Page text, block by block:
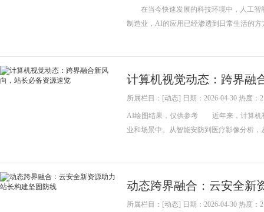
在当今快速发展的科技环境中，人工智
制造业，AI的应用已经渗透到日常生活的
计算机视觉动态：跨界融
所属栏目：[动态] 日期：2026-04-30 热度：2
AI绘图结果，仅供参考 近年来，计算机
业和场景中。从智能安防到医疗影像分析
动态跨界融合：云安全新
所属栏目：[动态] 日期：2026-04-30 热度：2